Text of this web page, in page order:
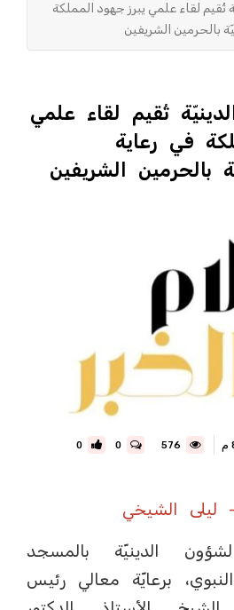
تُقيم لقاء علمي يبرز جهود المملكة
بالحرمين الشريفين
تُقيم لقاء علمي
في رعاية
بالحرمين الشريفين
0
0
ليلى الشيخي
الدينيّة بالمسجد
برعايّة معالي رئيس